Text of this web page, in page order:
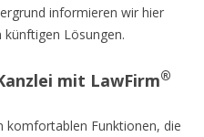
informieren wir hier
Lösungen.
mit LawFirm®
komfortablen Funktionen, die